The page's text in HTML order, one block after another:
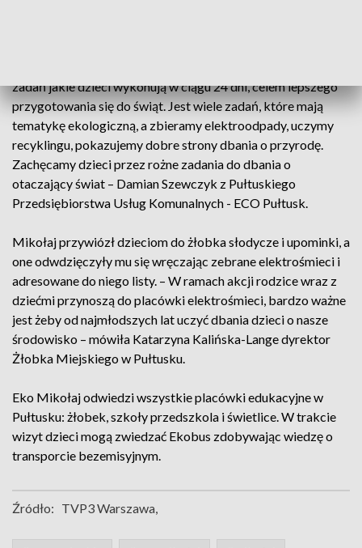
zadań jakie dzieci wykonują w ciągu 24 dni, celem lepszego
przygotowania się do świąt. Jest wiele zadań, które mają
tematykę ekologiczną, a zbieramy elektroodpady, uczymy
recyklingu, pokazujemy dobre strony dbania o przyrodę.
Zachęcamy dzieci przez rożne zadania do dbania o
otaczający świat – Damian Szewczyk z Pułtuskiego
Przedsiębiorstwa Usług Komunalnych - ECO Pułtusk.
Mikołaj przywiózł dzieciom do żłobka słodycze i upominki, a
one odwdzięczyły mu się wręczając zebrane elektrośmieci i
adresowane do niego listy. – W ramach akcji rodzice wraz z
dziećmi przynoszą do placówki elektrośmieci, bardzo ważne
jest żeby od najmłodszych lat uczyć dbania dzieci o nasze
środowisko – mówiła Katarzyna Kalińska-Lange dyrektor
Żłobka Miejskiego w Pułtusku.
Eko Mikołaj odwiedzi wszystkie placówki edukacyjne w
Pułtusku: żłobek, szkoły przedszkola i świetlice. W trakcie
wizyt dzieci mogą zwiedzać Ekobus zdobywając wiedzę o
transporcie bezemisyjnym.
Źródło: TVP3 Warszawa,